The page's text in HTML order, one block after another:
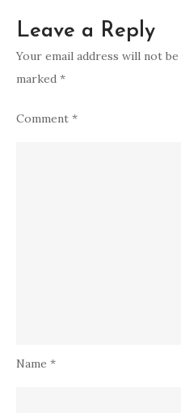
Leave a Reply
Your email address will not
marked *
Comment *
Name *